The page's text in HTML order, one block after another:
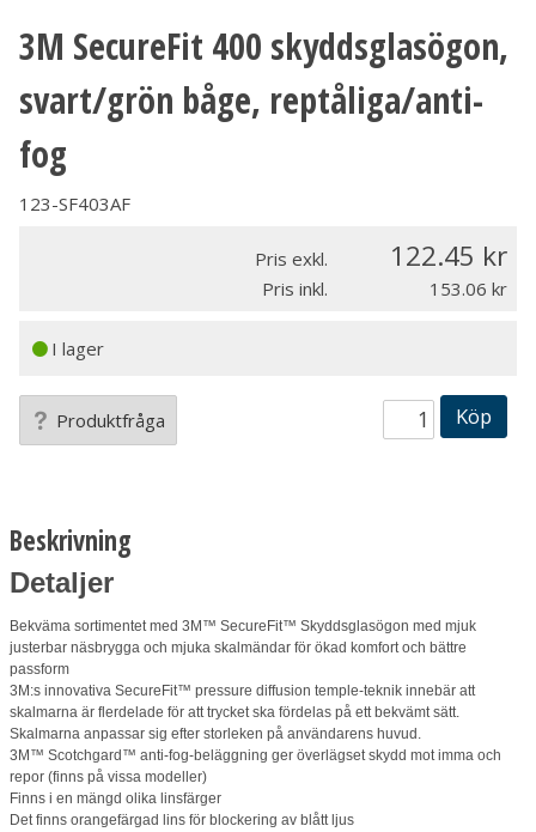
3M SecureFit 400 skyddsglasögon,
svart/grön båge, reptåliga/anti-
fog
123-SF403AF
Pris exkl. 122.45
Pris inkl. 153.06
I lager
Produktfråga Köp
Beskrivning
Detaljer
Bekväma sortimentet med 3M™ SecureFit™ Skyddsglasögon med mjuk
justerbar näsbrygga och mjuka skalmändar för ökad komfort och bättre
passform
3M:s innovativa SecureFit™ pressure diffusion temple-teknik innebär att
skalmarna är flerdelade för att trycket ska fördelas på ett bekvämt sätt.
Skalmarna anpassar sig efter storleken på användarens huvud.
3M™ Scotchgard™ anti-fog-beläggning ger överlägset skydd mot imma och
repor (finns på vissa modeller)
Finns i en mängd olika linsfärger
Det finns orangefärgad lins för blockering av blått ljus